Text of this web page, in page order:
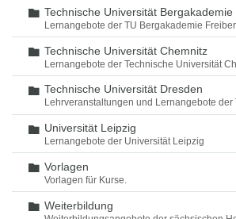
Ordner
Technische Universität Bergakademie
Lernangebote der TU Bergakademie
Ordner
Technische Universität Chemnitz
Lernangebote der Technische Universität
Ordner
Technische Universität Dresden
Lehrveranstaltungen und Lernangebote
Ordner
Universität Leipzig
Lernangebote der Universität Leipzig
Ordner
Vorlagen
Vorlagen für Kurse.
Ordner
Weiterbildung